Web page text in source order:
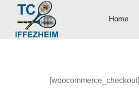
Home
[woocommerce_checkout]